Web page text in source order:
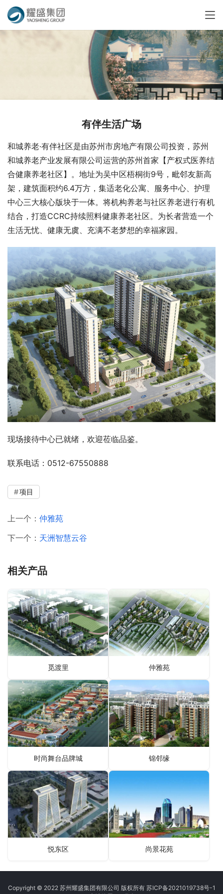
有伴生活广场
和城养老·有伴社区是由苏州市房地产有限公司投资，苏州
和城养老产业发展有限公司运营的苏州首家【产权式医养结
合健康养老社区】。地址为吴中区梧桐街9号，毗邻友新高
架，建筑面积约6.4万方，集适老化公寓、服务中心、护理
中心三大核心版块于一体。将机构养老与社区养老进行有机
结合，打造CCRC持续照料健康养老社区。为长者营造一个
生活无忧、健康无虞、充满不老梦想的幸福家园。
现场接待中心已就绪，欢迎莅临品鉴。
联系电话：0512-67550888
项目
上一个： 仲雅苑
下一个： 天洲智慧云谷
相关产品
觅渡里 仲雅苑
时尚舞台品牌城 锦邻缘
悦东区 尚景花苑
Copyright © 2022 苏州耀盛集团有限公司 版权所有 苏ICP备2021019738号-1